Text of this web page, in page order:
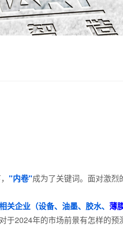
"内卷"成为了关键词。面对激烈
关企业（设备、油墨、胶水、 薄
2024年的市场前景有怎样的预